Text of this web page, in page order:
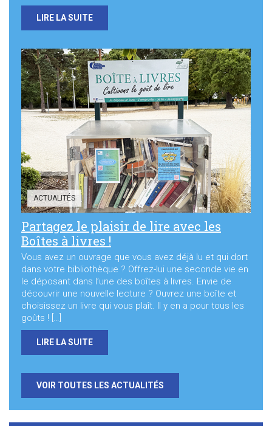
LIRE LA SUITE
ACTUALITÉS
Partagez le plaisir de lire avec les
Boîtes à livres !
Vous avez un ouvrage que vous avez déjà lu et qui dort
dans votre bibliothèque ? Offrez-lui une seconde vie en
le déposant dans l’une des boîtes à livres. Envie de
découvrir une nouvelle lecture ? Ouvrez une boîte et
choisissez un livre qui vous plaît. Il y en a pour tous les
goûts ! […]
LIRE LA SUITE
VOIR TOUTES LES ACTUALITÉS